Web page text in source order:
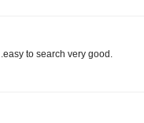
to search very good.